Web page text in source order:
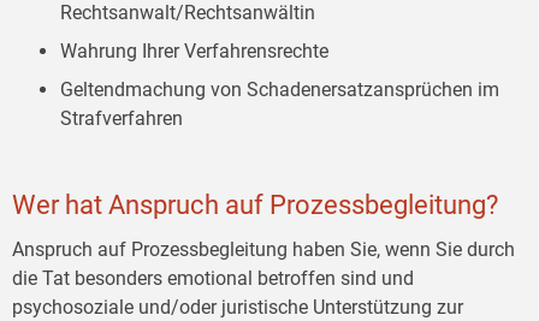
Rechtsanwalt/Rechtsanwältin
Wahrung Ihrer Verfahrensrechte
Geltendmachung von Schadenersatzansprüchen im
Strafverfahren
Wer hat Anspruch auf Prozessbegleitung?
Anspruch auf Prozessbegleitung haben Sie, wenn Sie durch
die Tat besonders emotional betroffen sind und
psychosoziale und/oder juristische Unterstützung zur